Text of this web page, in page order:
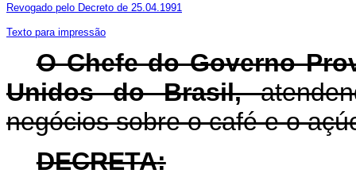
Revogado pelo Decreto de 25.04.1991
Texto para impressão
O Chefe do Governo
Unidos do Brasil,
negócios sobre o café e o
DECRETA: